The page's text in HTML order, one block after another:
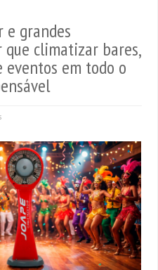
e grandes
climatizar bares,
eventos em todo o